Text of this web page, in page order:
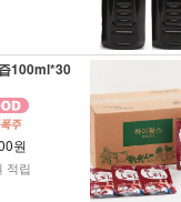
100ml*30
원
적립